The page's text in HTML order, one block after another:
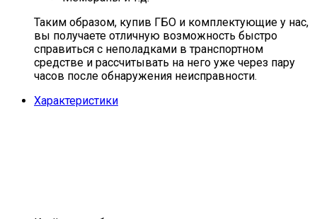
Таким образом, купив ГБО и комплектующие у нас,
вы получаете отличную возможность быстро
справиться с неполадками в транспортном
средстве и рассчитывать на него уже через пару
часов после обнаружения неисправности.
Характеристики